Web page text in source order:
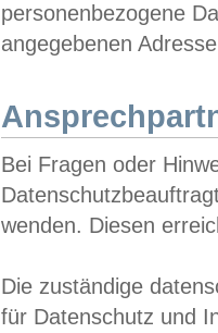
personenbezogene
angegebenen
Bei Fragen oder
wenden. Diesen
Die zuständige
für Datenschutz und